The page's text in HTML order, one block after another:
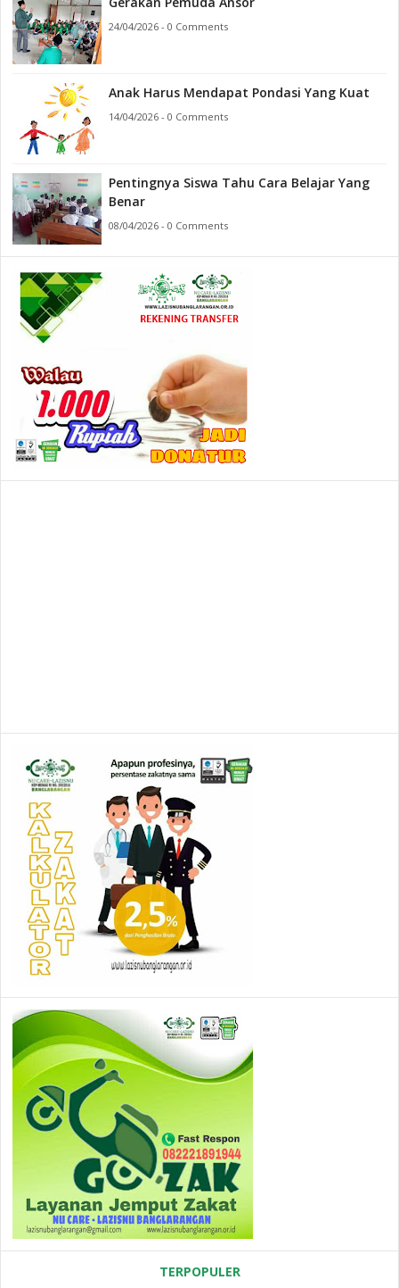
24/04/2026 - 0 Comments
Anak Harus Mendapat Pondasi Yang Kuat
14/04/2026 - 0 Comments
Pentingnya Siswa Tahu Cara Belajar Yang
Benar
08/04/2026 - 0 Comments
TERPOPULER